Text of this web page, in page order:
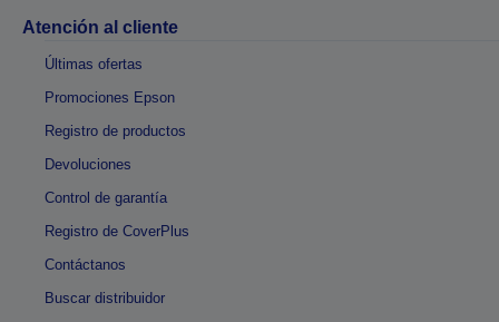
Atención al cliente
Últimas ofertas
Promociones Epson
Registro de productos
Devoluciones
Control de garantía
Registro de CoverPlus
Contáctanos
Buscar distribuidor